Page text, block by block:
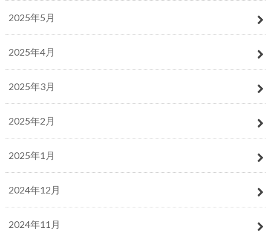
2025年5月
2025年4月
2025年3月
2025年2月
2025年1月
2024年12月
2024年11月